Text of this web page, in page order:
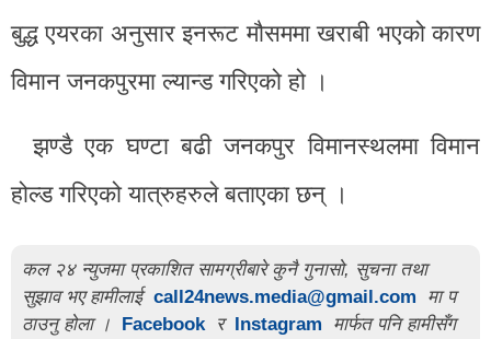
बुद्ध एयरका अनुसार इनरूट मौसममा खराबी भएको कारण
विमान जनकपुरमा ल्यान्ड गरिएको हो ।
झण्डै एक घण्टा बढी जनकपुर विमानस्थलमा विमान
होल्ड गरिएको यात्रुहरुले बताएका छन् ।
कल २४ न्युजमा प्रकाशित सामग्रीबारे कुनै गुनासो, सुचना तथा
सुझाव भए हामीलाई call24news.media@gmail.com
मा प
ठाउनु होला ।
Facebook र Instagram
मार्फत पनि हामीसँग